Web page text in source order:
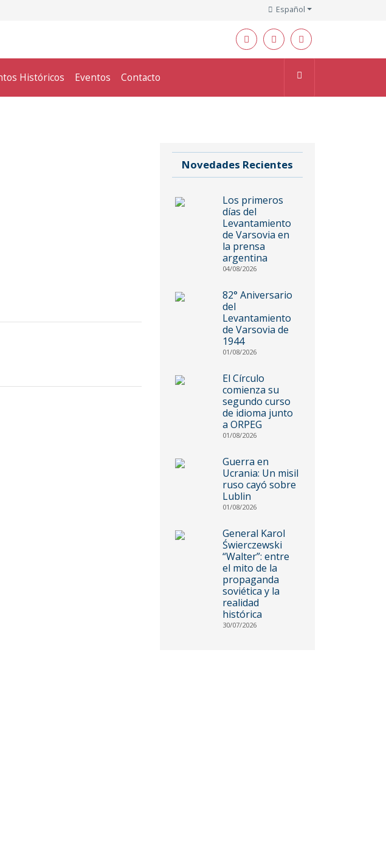
Español
Históricos Eventos Contacto
Novedades Recientes
Los primeros
días del
Levantamiento
de Varsovia en
la prensa
argentina
04/08/2026
82° Aniversario
del
Levantamiento
de Varsovia de
1944
01/08/2026
El Círculo
comienza su
segundo curso
de idioma junto
a ORPEG
01/08/2026
Guerra en
Ucrania: Un misil
ruso cayó sobre
Lublin
01/08/2026
General Karol
Świerczewski
“Walter”: entre
el mito de la
propaganda
soviética y la
realidad
histórica
30/07/2026